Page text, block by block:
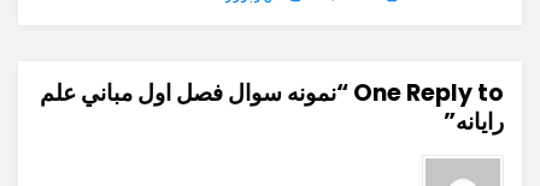
One Reply to “نمونه سوال فصل اول مباني علم
رايانه”